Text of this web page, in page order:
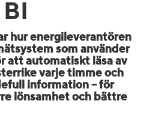
hur energileverantören
som använder
att automatiskt läsa av
varje timme och
information – för
lönsamhet och bättre